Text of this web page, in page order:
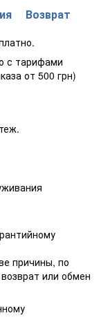
Возврат
с тарифами
от 500 грн)
причины, по
или обмен